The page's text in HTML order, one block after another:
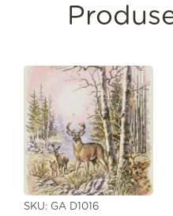
SKU: GA D1016